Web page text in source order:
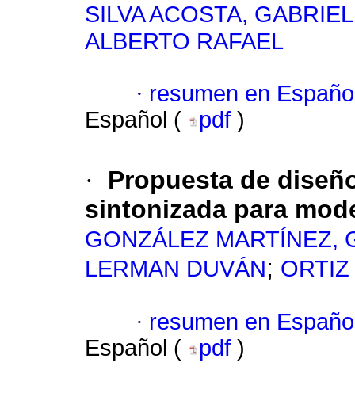
SILVA ACOSTA,
ALBERTO RAFAEL
· resumen en
Español (
pdf )
·
Propuesta de
sintonizada para
GONZÁLEZ MARTÍNEZ,
LERMAN DUVÁN;
· resumen en
Español (
pdf )